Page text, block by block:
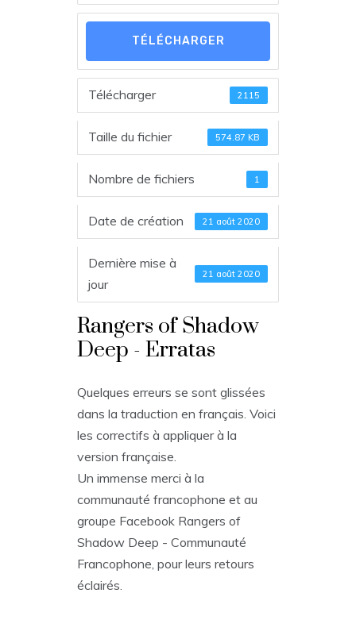
TÉLÉCHARGER
Télécharger 2115
Taille du fichier 574.87 KB
Nombre de fichiers 1
Date de création 21 août 2020
Dernière mise à
jour
21 août 2020
Rangers of Shadow
Deep - Erratas
Quelques erreurs se sont glissées
dans la traduction en français. Voici
les correctifs à appliquer à la
version française.
Un immense merci à la
communauté francophone et au
groupe Facebook Rangers of
Shadow Deep - Communauté
Francophone, pour leurs retours
éclairés.